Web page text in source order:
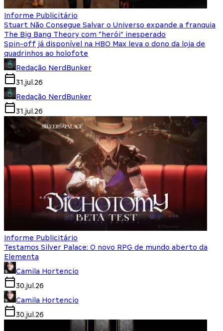
Informe Publicitário
Stuart Não Consegue Salvar o Universo expande a franquia
The Big Bang Theory com “herói” inesperado
Spin-off já disponível na HBO Max leva o dono da loja de
quadrinhos ao holofote
Redação NerdBunker
31.jul.26
Redação NerdBunker
31.jul.26
Informe Publicitário
Testamos Silver Palace: O novo RPG de mundo aberto da
Elementa
Camila Hortencio
30.jul.26
Camila Hortencio
30.jul.26